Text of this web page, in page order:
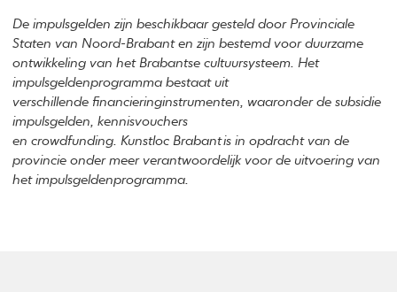
De impulsgelden zijn beschikbaar gesteld door Provinciale
Staten van Noord-Brabant en zijn bestemd voor duurzame
ontwikkeling van het Brabantse cultuursysteem. Het
impulsgeldenprogramma bestaat uit
verschillende financieringinstrumenten, waaronder de subsidie
impulsgelden, kennisvouchers
en crowdfunding. Kunstloc Brabant is in opdracht van de
provincie onder meer verantwoordelijk voor de uitvoering van
het impulsgeldenprogramma.